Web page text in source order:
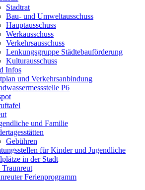
Stadtrat
Bau- und Umweltausschuss
Hauptausschuss
Werkausschuss
Verkehrsausschuss
Lenkungsgruppe Städtebauförderung
Kulturausschuss
Infos
und Verkehrsanbindung
P6
und Familie
Gebühren
für Kinder und Jugendliche
in der Stadt
Ferienprogramm